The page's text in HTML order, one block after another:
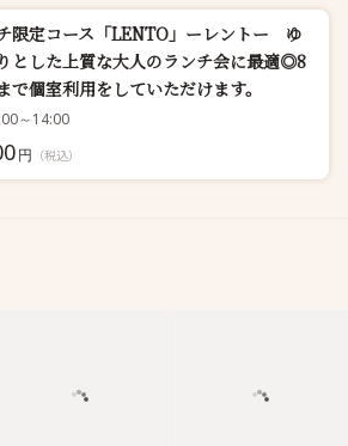
限定コース「LENTO」ーレントー ゆ
とした上質な大人のランチ会に最適◎8
で個室利用をしていただけます。
～14:00
円 （税込）